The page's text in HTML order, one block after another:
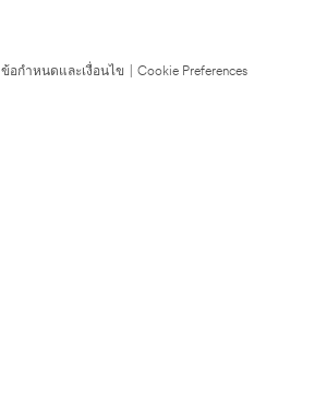
ข้อกำหนดและเงื่อนไข
Cookie Preferences